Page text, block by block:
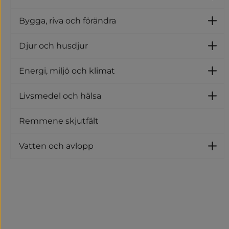
Bygga, riva och förändra
Djur och husdjur
Energi, miljö och klimat
Livsmedel och hälsa
Remmene skjutfält
Vatten och avlopp